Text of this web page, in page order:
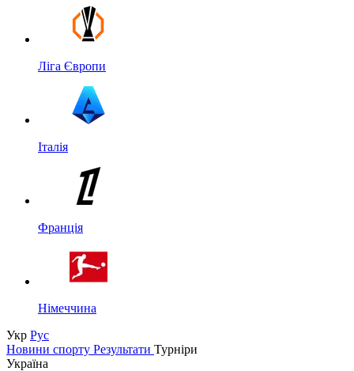
Ліга Європи
Італія
Франція
Німеччина
Укр Рус
Новини спорту Результати Турніри
Україна